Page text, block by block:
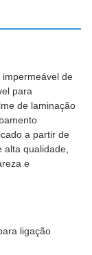
de
para
de laminação
a partir de
qualidade,
e
ligação